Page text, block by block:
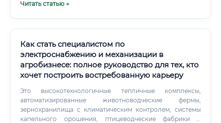
работы (ПНР): "Оживление" системы на объекте.
Читать статью →
Как стать специалистом по
электроснабжению и механизации в
агробизнесе: полное руководство для тех, кто
хочет построить востребованную карьеру
Это высокотехнологичные тепличные комплексы,
автоматизированные животноводческие фермы,
зернохранилища с климатическим контролем, системы
капельного орошения, птицеводческие фабрики с